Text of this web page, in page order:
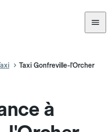
Taxi Gonfreville-l'Orcher
à